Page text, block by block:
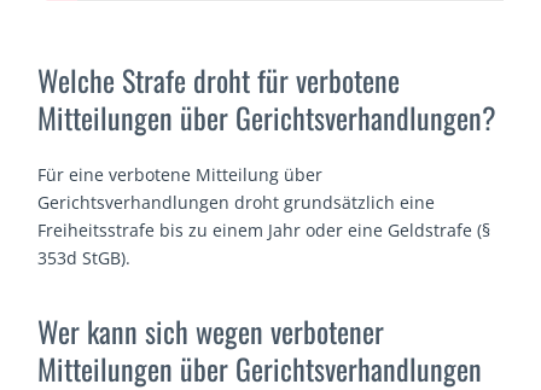
Welche Strafe droht für verbotene
Mitteilungen über Gerichtsverhandlungen?
Für eine verbotene Mitteilung über
Gerichtsverhandlungen droht grundsätzlich eine
Freiheitsstrafe bis zu einem Jahr oder eine Geldstrafe (§
353d StGB).
Wer kann sich wegen verbotener
Mitteilungen über Gerichtsverhandlungen